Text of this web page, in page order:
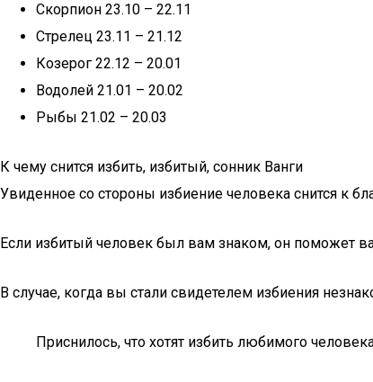
Скорпион 23.10 – 22.11
Стрелец 23.11 – 21.12
Козерог 22.12 – 20.01
Водолей 21.01 – 20.02
Рыбы 21.02 – 20.03
К чему снится избить, избитый, сонник Ванги
Увиденное со стороны избиение человека снится к
Если избитый человек был вам знаком, он поможет
В случае, когда вы стали свидетелем избиения
Приснилось, что хотят избить любимого